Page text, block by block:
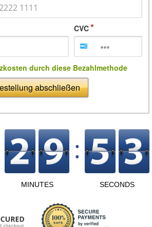
CVC
durch diese Bezahlmethode
abschließen